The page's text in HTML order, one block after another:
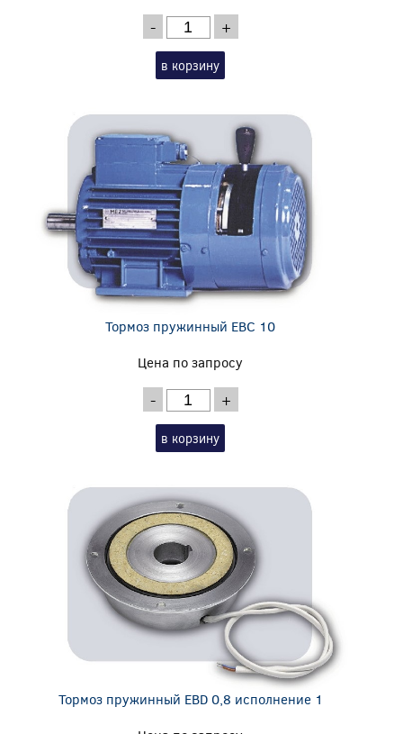
- +
в корзину
Тормоз пружинный EBC 10
Цена по запросу
- +
в корзину
Тормоз пружинный EBD 0,8 исполнение 1